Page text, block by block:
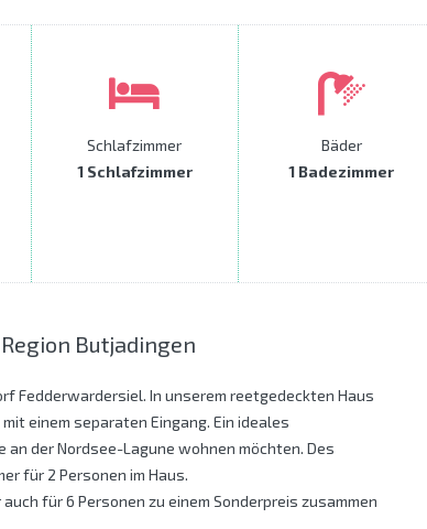
Schlafzimmer
1 Schlafzimmer
Bäder
1 Badezimmer
Butjadingen
Fedderwardersiel. In unserem reetgedeckten Haus
einem separaten Eingang. Ein ideales
der Nordsee-Lagune wohnen möchten. Des
für 2 Personen im Haus.
für 6 Personen zu einem Sonderpreis zusammen